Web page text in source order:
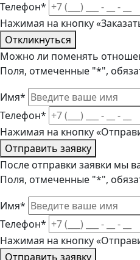
Телефон*
Нажимая на кнопку
Откликнуться
Можно ли поменять
Поля, отмеченные "*",
Имя*
Телефон*
Нажимая на кнопку
Отправить заявку
После отправки заявки мы
Поля, отмеченные "*",
Имя*
Телефон*
Нажимая на кнопку
Отправить заявку